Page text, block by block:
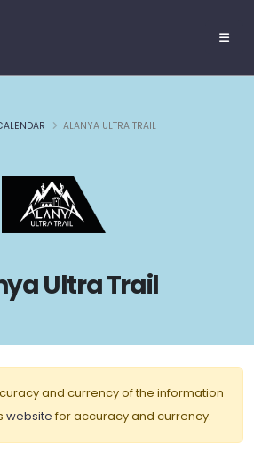
Ultra Trail
ALANYA ULTRA TRAIL
and currency of the information
website for accuracy and currency.